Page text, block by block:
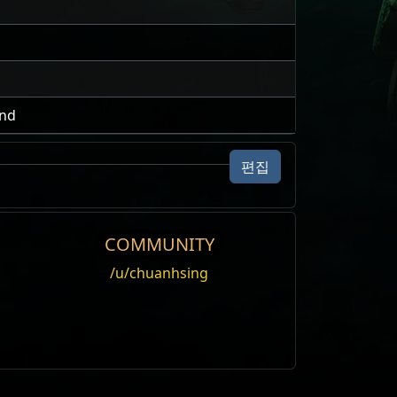
편집
COMMUNITY
/u/chuanhsing